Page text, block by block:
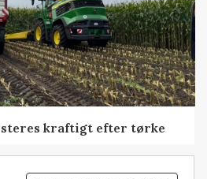
kraftigt efter tørke